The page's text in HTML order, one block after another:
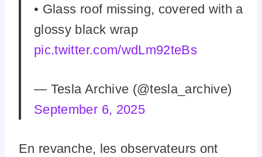
• Glass roof missing, covered with a
glossy black wrap
pic.twitter.com/wdLm92teBs
— Tesla Archive (@tesla_archive)
September 6, 2025
En revanche, les observateurs ont